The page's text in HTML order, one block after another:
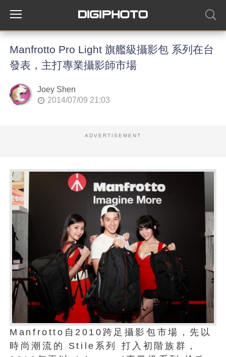
Manfrotto Pro Light 旗艦級攝影包 系列在台
發表，主打專業攝影師市場
Joey Shen
2014/07/09 21:03
ADVERTISEMENT
Manfrotto自2010跨足攝影包市場，先以
時尚潮流的 Stile系列 打入初階族群，